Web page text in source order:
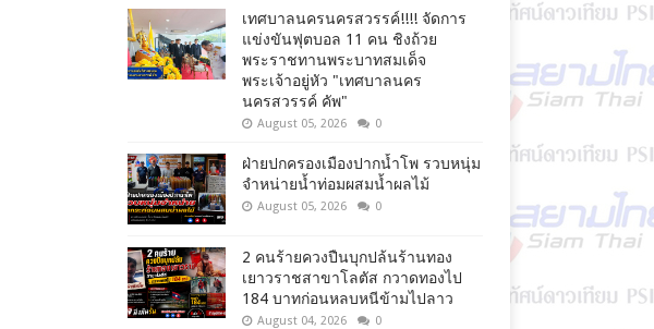
เทศบาลนครนครสวรรค์!!!! จัดการ
แข่งขันฟุตบอล 11 คน ชิงถ้วย
พระราชทานพระบาทสมเด็จ
พระเจ้าอยู่หัว "เทศบาลนคร
นครสวรรค์ คัพ"
August 05, 2026 0
ฝ่ายปกครองเมืองปากน้ำโพ รวบหนุ่ม
จำหน่ายน้ำท่อมผสมน้ำผลไม้
August 05, 2026 0
2 คนร้ายควงปืนบุกปล้นร้านทอง
เยาวราชสาขาโลตัส กวาดทองไป
184 บาทก่อนหลบหนีข้ามไปลาว
August 04, 2026 0